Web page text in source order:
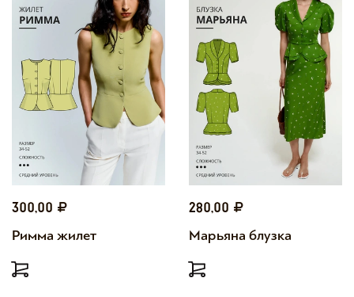
300,00
Римма жилет
280,00
Марьяна блузка